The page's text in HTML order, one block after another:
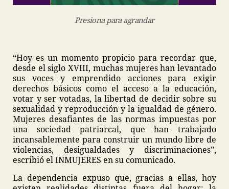
Presiona para agrandar
“Hoy es un momento propicio para recordar que,
desde el siglo XVIII, muchas mujeres han levantado
sus voces y emprendido acciones para exigir
derechos básicos como el acceso a la educación,
votar y ser votadas, la libertad de decidir sobre su
sexualidad y reproducción y la igualdad de género.
Mujeres desafiantes de las normas impuestas por
una sociedad patriarcal, que han trabajado
incansablemente para construir un mundo libre de
violencias, desigualdades y discriminaciones”,
escribió el INMUJERES en su comunicado.
La dependencia expuso que, gracias a ellas, hoy